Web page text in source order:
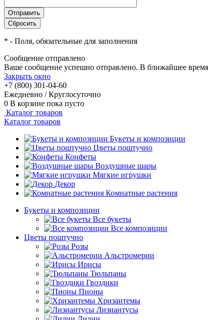
* - Поля, обязательные для заполнения
Сообщение отправлено
Ваше сообщение успешно отправлено. В ближайшее
Закрыть окно
+7 (800) 301-04-60
Ежедневно / Круглосуточно
0 В корзине пока пусто
Каталог товаров
Каталог товаров
Букеты и композиции
Цветы поштучно
Конфеты
Воздушные шары
Мягкие игрушки
Декор
Комнатные растения
Букеты и композиции
Все букеты
Все композиции
Цветы поштучно
Розы
Альстромерии
Ирисы
Тюльпаны
Гвоздики
Пионы
Хризантемы
Лизиантусы